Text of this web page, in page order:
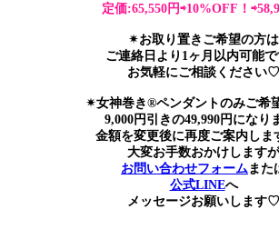
定価:65,550円⇨10%OFF！
✴︎お取り置きご希望の方は
ご連絡日より1ヶ月以内可能
お気軽にご相談ください♡
✴︎女神巻き®︎ペンダントのみご希
9,000円引きの49,990円になり
金額を変更後に再度ご案内しま
大変お手数おかけしますが
お問い合わせフォーム また
公式LINEへ
メッセージお願いします♡